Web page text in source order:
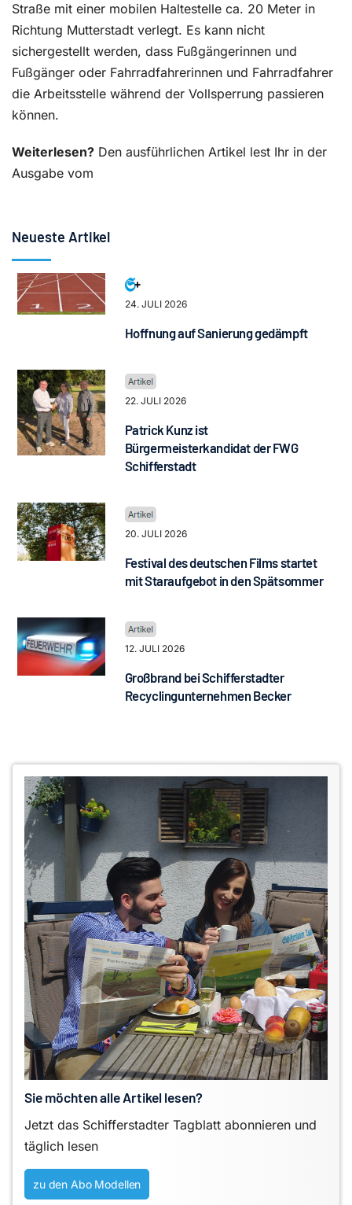
Straße mit einer mobilen Haltestelle ca. 20 Meter in
Richtung Mutterstadt verlegt. Es kann nicht
sichergestellt werden, dass Fußgängerinnen und
Fußgänger oder Fahrradfahrerinnen und Fahrradfahrer
die Arbeitsstelle während der Vollsperrung passieren
können.
Weiterlesen? Den ausführlichen Artikel lest Ihr in der
Ausgabe vom
Neueste Artikel
24. JULI 2026
Hoffnung auf Sanierung gedämpft
22. JULI 2026
Patrick Kunz ist
Bürgermeisterkandidat der FWG
Schifferstadt
20. JULI 2026
Festival des deutschen Films startet
mit Staraufgebot in den Spätsommer
12. JULI 2026
Großbrand bei Schifferstadter
Recyclingunternehmen Becker
Sie möchten alle Artikel lesen?
Jetzt das Schifferstadter Tagblatt abonnieren und
täglich lesen
zu den Abo Modellen